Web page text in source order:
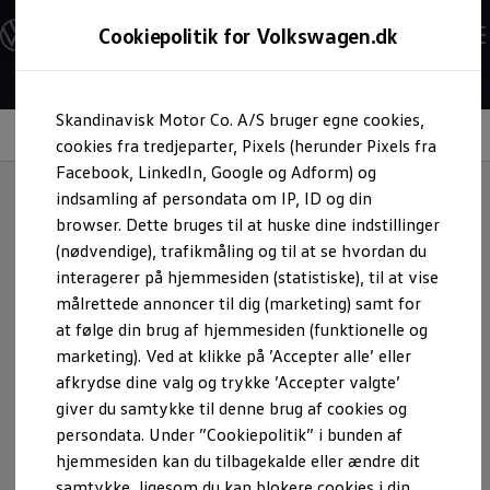
Cookiepolitik for Volkswagen.dk
Skandinavisk Motor Co. A/S bruger egne cookies,
cookies fra tredjeparter, Pixels (herunder Pixels fra
Facebook, LinkedIn, Google og Adform) og
indsamling af persondata om IP, ID og din
browser. Dette bruges til at huske dine indstillinger
(nødvendige), trafikmåling og til at se hvordan du
interagerer på hjemmesiden (statistiske), til at vise
målrettede annoncer til dig (marketing) samt for
at følge din brug af hjemmesiden (funktionelle og
marketing). Ved at klikke på ’Accepter alle’ eller
afkrydse dine valg og trykke ’Accepter valgte’
giver du samtykke til denne brug af cookies og
persondata. Under ”Cookiepolitik” i bunden af
hjemmesiden kan du tilbagekalde eller ændre dit
hovedindhold
footer
Modeller og konfigurator
Byg din Volkswagen
Alle modeller
Kend din Volkswagen
Erhvervsbiler
Værktøjskassen
ConnectedFleet
Service
California on Tour app
Elektriske biler
Elbiler
ID. Polo
ID. Cross
ID.3 Neo
ID.4
ID.5
ID.7
ID.7 Tourer
ID. Buzz
Konceptbiler
ID. EVERY1
ID. 2all & ID. GTI
Taleassistenten IDA
Sig ”Hej” til din Golf